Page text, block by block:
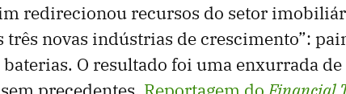
redirecionou recursos do setor
três novas indústrias de crescimento”:
O resultado foi uma enxurrada de